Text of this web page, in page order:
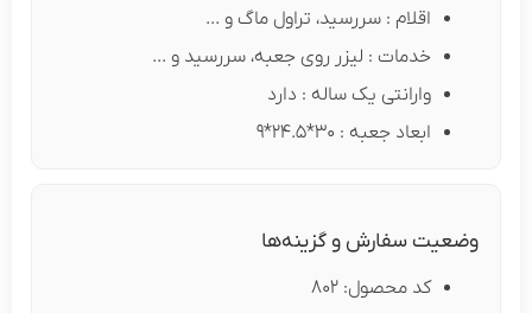
اقلام : سررسید، تراول ماگ و ...
خدمات : لیزر روی جعبه، سررسید و ...
وارانتی یک ساله : دارد
ابعاد جعبه : 30*24.5*9
سفارش و گزینه‌ها
کد محصول: 802